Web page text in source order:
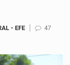
- EFE
47